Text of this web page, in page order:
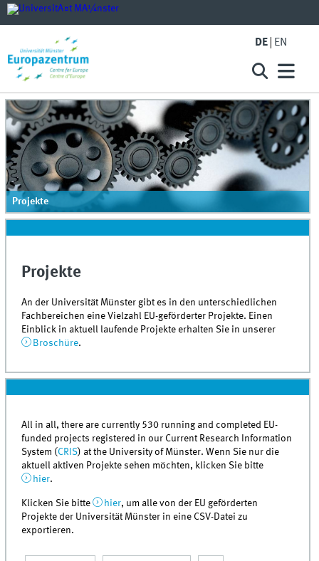
DE EN
Projekte
Projekte
An der Universität Münster gibt es in den unterschiedlichen
Fachbereichen eine Vielzahl EU-geförderter Projekte. Einen
Einblick in aktuell laufende Projekte erhalten Sie in unserer
Broschüre.
All in all, there are currently 530 running and completed EU-
funded projects registered in our Current Research Information
System (CRIS) at the University of Münster. Wenn Sie nur die
aktuell aktiven Projekte sehen möchten, klicken Sie bitte
hier.
Klicken Sie bitte hier, um alle von der EU geförderten
Projekte der Universität Münster in eine CSV-Datei zu
exportieren.